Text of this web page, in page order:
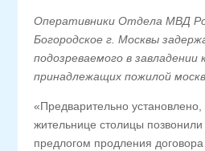
Оперативники Отдела МВД
Богородское г. Москвы
подозреваемого в завладении
принадлежащих пожилой
«Предварительно установлено,
жительнице столицы
предлогом продления договора